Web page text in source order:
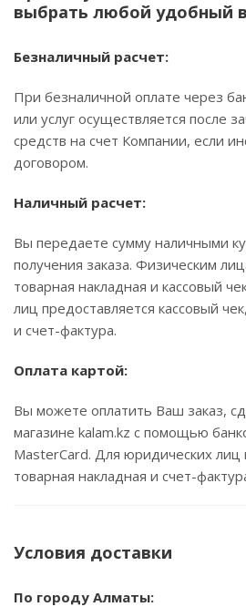
выбрать любой удобный
Безналичный расчет:
При безналичной оплате через
или услуг осуществляется после
средств на счет Компании, если
договором.
Наличный расчет:
Вы передаете сумму наличными
получения заказа. Физическим
товарная накладная и кассовый
лиц предоставляется кассовый
и счет-фактура.
Оплата картой:
Вы можете оплатить Ваш заказ,
магазине kalam.kz с помощью
MasterCard. Для юридических лиц
товарная накладная и счет-
Условия доставки
По городу Алматы: